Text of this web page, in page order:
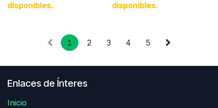
disponibles.
disponibles.
1 2 3 4 5
Enlaces de Ínteres
Inicio